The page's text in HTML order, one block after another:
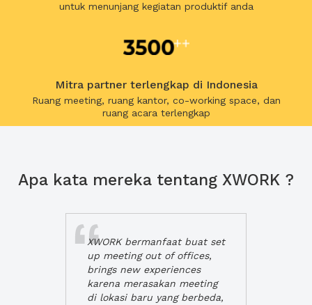
untuk menunjang kegiatan produktif anda
Mitra partner terlengkap di Indonesia
Ruang meeting, ruang kantor, co-working space, dan
ruang acara terlengkap
Apa kata mereka tentang XWORK ?
XWORK bermanfaat buat set
up meeting out of offices,
brings new experiences
karena merasakan meeting
di lokasi baru yang berbeda,